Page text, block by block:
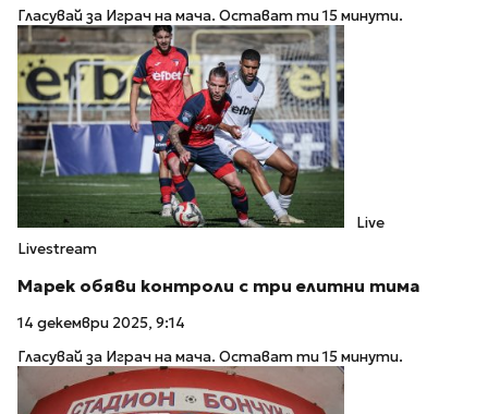
Гласувай за Играч на мача. Остават ти 15 минути.
Live
Livestream
Марек обяви контроли с три елитни тима
14 декември 2025, 9:14
Гласувай за Играч на мача. Остават ти 15 минути.